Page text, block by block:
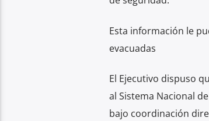
Esta información le
evacuadas
El Ejecutivo dispuso
al Sistema Nacional
bajo coordinación